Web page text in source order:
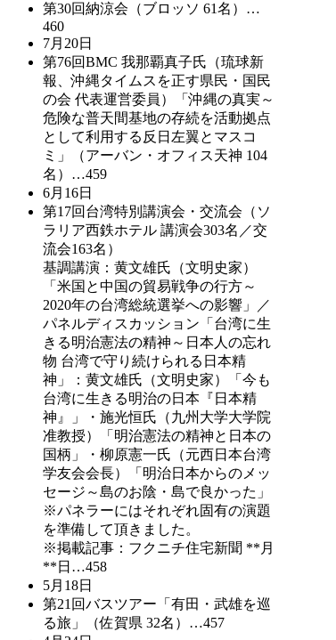
第30回納涼会（ブロッソ 61名）…
460
7月20日
第76回BMC 我那覇真子氏（琉球新
報、沖縄タイムスを正す県民・国民
の会 代表運営委員）「沖縄の真実～
危険な普天間基地の存続を活動拠点
として利用する反日左翼とマスコ
ミ」（アーバン・オフィス天神 104
名）…459
6月16日
第17回台湾特別講演会・交流会（ソ
ラリア西鉄ホテル 講演会303名／交
流会163名）
基調講演：黄文雄氏（文明史家）
「米国と中国の貿易戦争の行方～
2020年の台湾総統選挙への影響」／
パネルディスカッション「台湾に生
きる明治憲法の精神～日本人の忘れ
物 台湾で守り続けられる日本精
神」：黄文雄氏（文明史家）「今も
台湾に生きる明治の日本『日本精
神』」・施光恒氏（九州大学大学院
准教授）「明治憲法の精神と日本の
国柄」・柳原憲一氏（元西日本台湾
学友会会長）「明治日本からのメッ
セージ～島のお陰・島で良かった」
※パネラーにはそれぞれ固有の演題
を準備して頂きました。
※掲載記事：フクニチ住宅新聞 **月
**日…458
5月18日
第21回バスツアー「有田・武雄を巡
る旅」（佐賀県 32名）…457